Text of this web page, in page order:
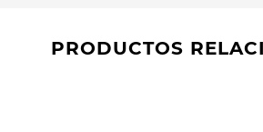
PRODUCTOS